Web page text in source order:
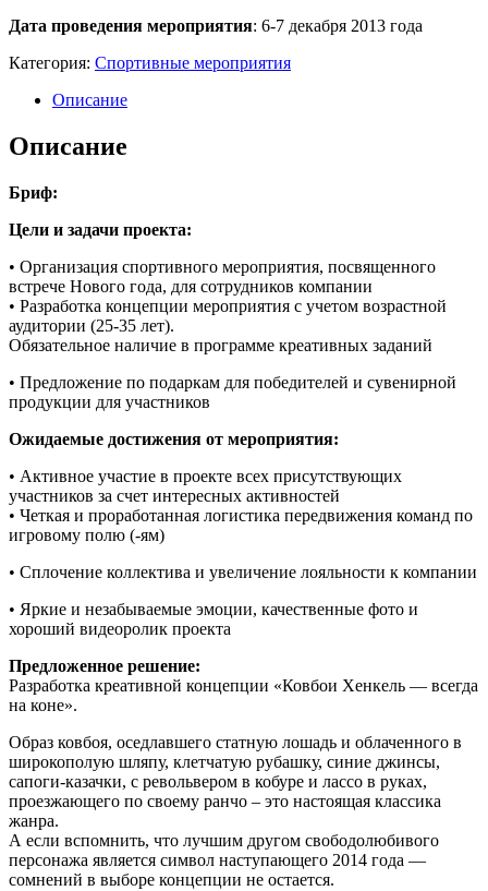
Дата проведения мероприятия: 6-7 декабря 2013 года
Категория: Спортивные мероприятия
Описание
Описание
Бриф:
Цели и задачи проекта:
• Организация спортивного мероприятия, посвященного
встрече Нового года, для сотрудников компании
• Разработка концепции мероприятия с учетом возрастной
аудитории (25-35 лет).
Обязательное наличие в программе креативных заданий
• Предложение по подаркам для победителей и сувенирной
продукции для участников
Ожидаемые достижения от мероприятия:
• Активное участие в проекте всех присутствующих
участников за счет интересных активностей
• Четкая и проработанная логистика передвижения команд по
игровому полю (-ям)
• Сплочение коллектива и увеличение лояльности к компании
• Яркие и незабываемые эмоции, качественные фото и
хороший видеоролик проекта
Предложенное решение:
Разработка креативной концепции «Ковбои Хенкель — всегда
на коне».
Образ ковбоя, оседлавшего статную лошадь и облаченного в
широкополую шляпу, клетчатую рубашку, синие джинсы,
сапоги-казачки, с револьвером в кобуре и лассо в руках,
проезжающего по своему ранчо – это настоящая классика
жанра.
А если вспомнить, что лучшим другом свободолюбивого
персонажа является символ наступающего 2014 года —
сомнений в выборе концепции не остается.